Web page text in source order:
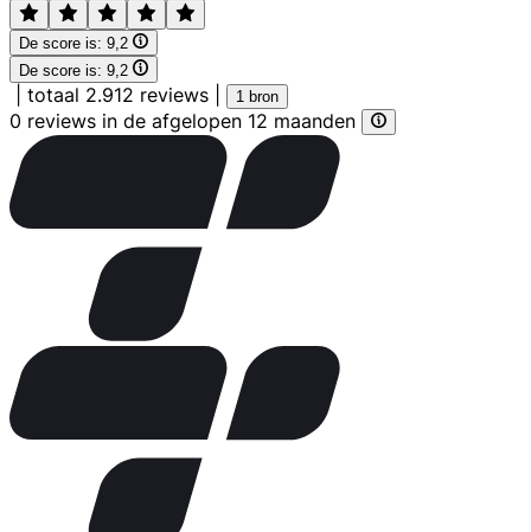
De score is: 9,2
De score is: 9,2
totaal 2.912 reviews 1 bron
0 reviews in de afgelopen 12 maanden